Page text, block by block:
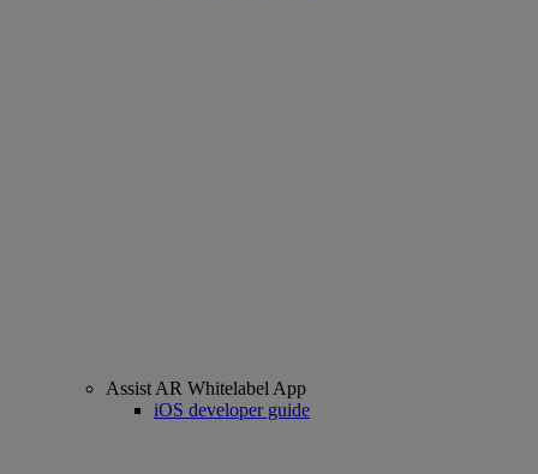
Assist AR Whitelabel App
iOS developer guide